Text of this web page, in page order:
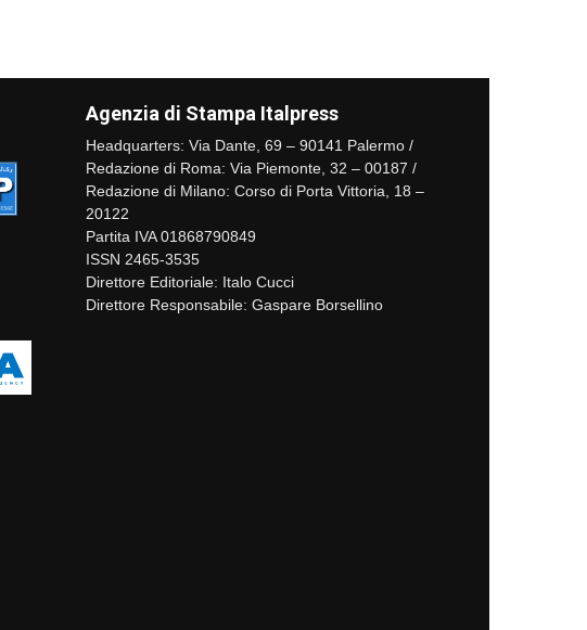
Agenzia di Stampa Italpress
Headquarters: Via Dante, 69 – 90141 Palermo /
Redazione di Roma: Via Piemonte, 32 – 00187 /
Redazione di Milano: Corso di Porta Vittoria, 18 –
20122
Partita IVA 01868790849
ISSN 2465-3535
Direttore Editoriale: Italo Cucci
Direttore Responsabile: Gaspare Borsellino